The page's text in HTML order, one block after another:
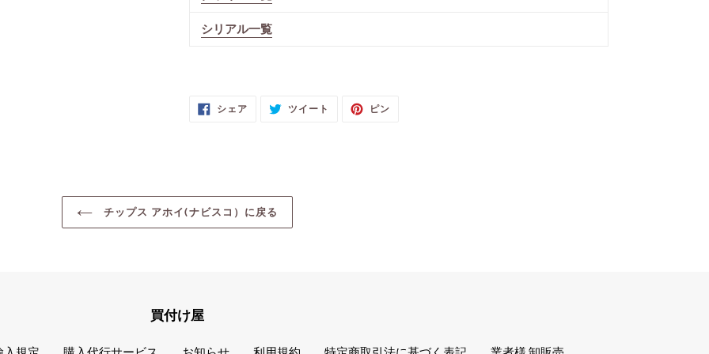
シリアル一覧
シェアFACEBOOKツイート
TWITTERピンPINTEREST
チップス アホイ(ナビスコ）に戻る
買付け屋